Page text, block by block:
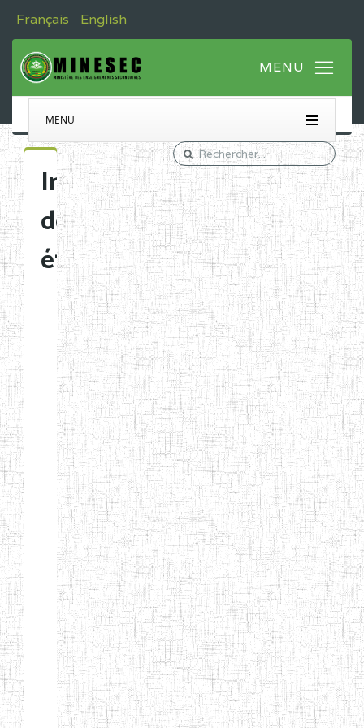
Français English
MENU
Immatriculation
des
établissements
Etablissements
d'enseignement
normal
ENI
Chercher:
Effacer les filtres
Denomination
Type